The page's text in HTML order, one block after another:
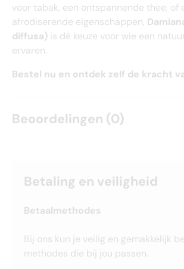
voor tabak, een ontspannende thee, of
afrodiserende eigenschappen,
diffusa) is dé keuze voor wie een
ervaren.
Bestel nu en ontdek zelf de kracht
Beoordelingen (0)
Betaling en veiligheid
Betaalmethodes
Bij ons kun je veilig en gemakkelijk
methodes die bij jou passen.